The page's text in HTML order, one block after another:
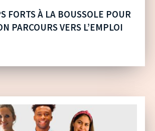
FORTS À LA BOUSSOLE POUR
PARCOURS VERS L’EMPLOI